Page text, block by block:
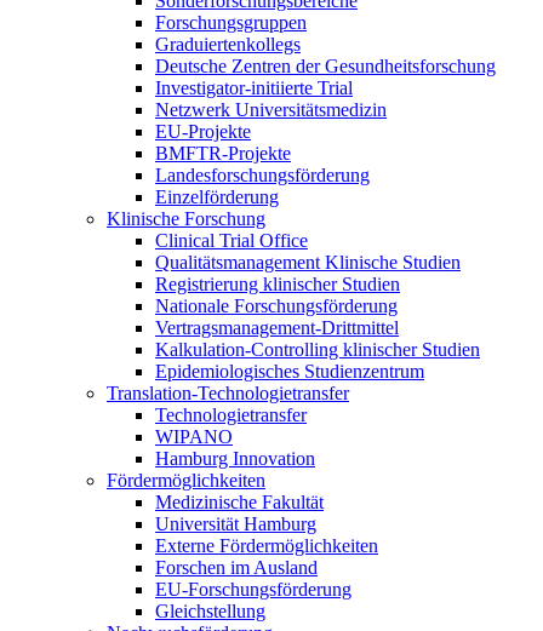
Forschungsgruppen
Graduiertenkollegs
Deutsche Zentren der Gesundheitsforschung
Investigator-initiierte Trial
Netzwerk Universitätsmedizin
EU-Projekte
BMFTR-Projekte
Landesforschungsförderung
Einzelförderung
Klinische Forschung
Clinical Trial Office
Qualitätsmanagement Klinische Studien
Registrierung klinischer Studien
Nationale Forschungsförderung
Vertragsmanagement-Drittmittel
Kalkulation-Controlling klinischer Studien
Epidemiologisches Studienzentrum
Translation-Technologietransfer
Technologietransfer
WIPANO
Hamburg Innovation
Fördermöglichkeiten
Medizinische Fakultät
Universität Hamburg
Externe Fördermöglichkeiten
Forschen im Ausland
EU-Forschungsförderung
Gleichstellung